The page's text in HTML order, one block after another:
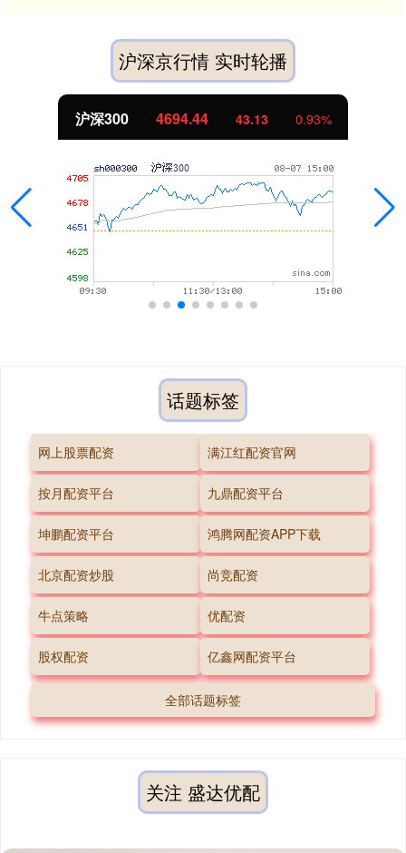
沪深京行情 实时轮播
沪深300 4694.44 43.13 0.93%
话题标签
网上股票配资 满江红配资官网
按月配资平台 九鼎配资平台
坤鹏配资平台 鸿腾网配资APP下载
北京配资炒股 尚竞配资
牛点策略 优配资
股权配资 亿鑫网配资平台
全部话题标签
关注 盛达优配